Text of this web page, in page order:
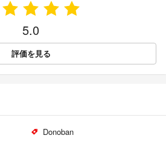
5.0
評価を見る
Donoban